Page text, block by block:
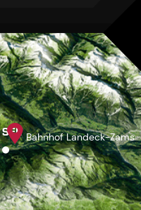
SEE Bahnhof Landeck-Zams